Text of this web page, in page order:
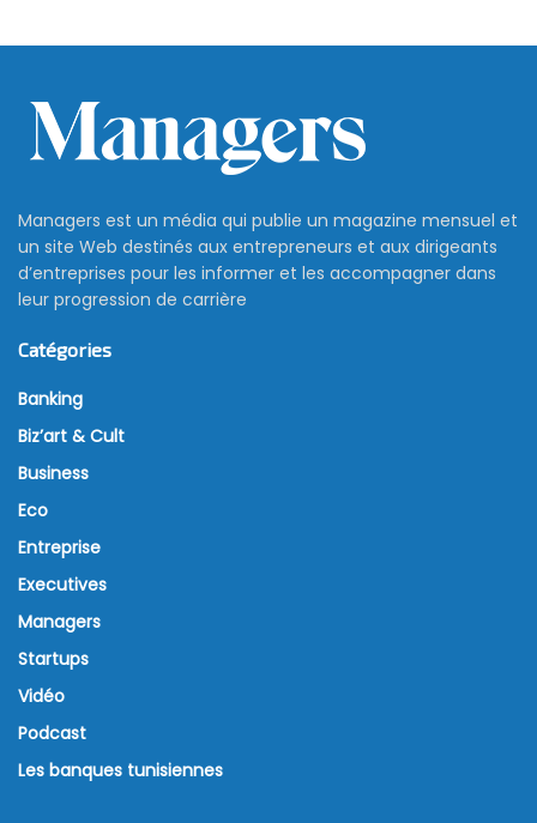
Managers est un média qui publie un magazine mensuel et
un site Web destinés aux entrepreneurs et aux dirigeants
d’entreprises pour les informer et les accompagner dans
leur progression de carrière
Catégories
Banking
Biz’art & Cult
Business
Eco
Entreprise
Executives
Managers
Startups
Vidéo
Podcast
Les banques tunisiennes